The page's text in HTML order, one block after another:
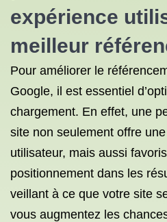
expérience
meilleur
Pour améliorer le
Google, il est essentiel
chargement. En effet, une
site non seulement offre
utilisateur, mais aussi
positionnement dans les
veillant à ce que votre site
vous augmentez les